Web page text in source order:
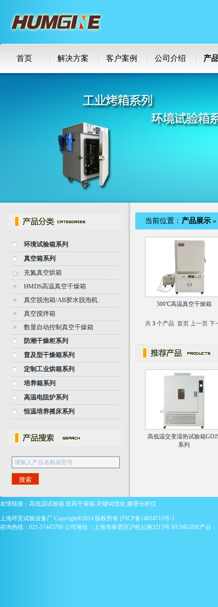
首页 解决方案 客户案例 公司介绍 产
环境试验箱系列
真空箱系列
充氮真空烘箱
HMDS高温真空干燥箱
真空脱泡箱/AB胶水脱泡机
真空搅拌箱
数显自动控制真空干燥箱
防潮干燥柜系列
普及型干燥箱系列
定制工业烘箱系列
培养箱系列
高温电阻炉系列
恒温培养摇床系列
当前位置： 产品展示 »
500℃高温真空干燥箱
共 3 个产品 首页 上一页 下
高低温交变湿热试验箱
系列
友情链接： 高低温试验箱 鼓风干燥箱 关键词优化 频谱分析仪
上海环竞试验设备厂 Copyright®2014 版权所有 沪ICP备14014713号-1
咨询热线：021-57445700 公司地址：上海市奉贤区沪杭公路3213号 HUMGINE产品：